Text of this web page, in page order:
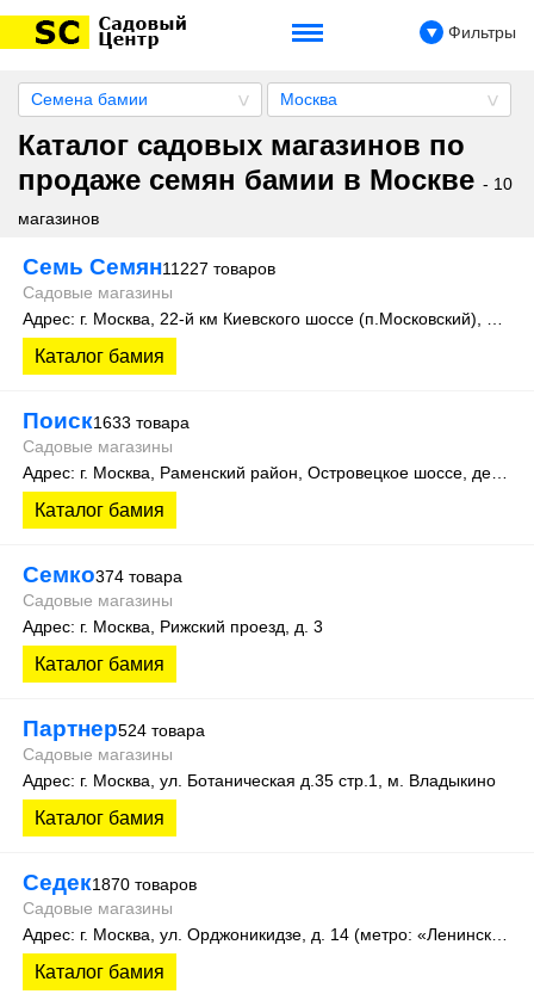
Фильтры
Семена бамии Москва
Каталог садовых магазинов по
продаже семян бамии в Москве - 10
магазинов
Семь Семян11227 товаров
Садовые магазины
Каталог бамия
Поиск1633 товара
Садовые магазины
Каталог бамия
Семко374 товара
Садовые магазины
Адрес: г. Москва, Рижский проезд, д. 3
Каталог бамия
Партнер524 товара
Садовые магазины
Адрес: г. Москва, ул. Ботаническая д.35 стр.1, м. Владыкино
Каталог бамия
Седек1870 товаров
Садовые магазины
Каталог бамия